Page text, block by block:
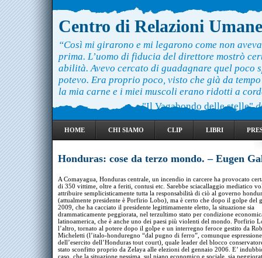
Centro di Relazioni Umane
“Così mi girarono e mi legarono come non
prima. L’uomo di fiducia del direttore mostrò
abilità. Avevo cercato di guadagnare quel poco
potevo. Era proprio poco, visto che già da
la mia carne e i miei muscoli erano ridotti a
"Il Vagabondo delle stelle"
HOME CHI SIAMO CLIP LIBRI
Honduras: cose da terzo mondo. – Eugen
A Comayagua, Honduras centrale, un incendio in carcere ha provocato
di 350 vittime, oltre a feriti, contusi etc. Sarebbe sciacallaggio mediatico
attribuire semplicisticamente tutta la responsabilità di ciò al governo
(attualmente presidente è Porfirio Lobo), ma è certo che dopo il golpe del
2009, che ha cacciato il presidente legittimamente eletto, la situazione sia
drammaticamente peggiorata, nel terzultimo stato per condizione
latinoamerica, che è anche uno dei paesi più violenti del mondo. Porfirio
l’altro, tornato al potere dopo il golpe e un interregno feroce gestito da
Micheletti (l’italo-honduregno “dal pugno di ferro”, comunque espressione
dell’esercito dell’Honduras tout court), quale leader del blocco
stato sconfitto proprio da Zelaya alle elezioni del gennaio 2006. E’
caso, che la situazione pessima, sul piano economico e sociale, sia